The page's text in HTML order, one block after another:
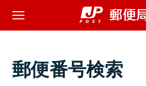
郵便番号検索